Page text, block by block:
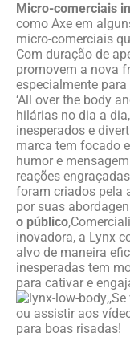
Micro-comerciais
como Axe em
micro-comerciais
Com duração de
promovem a nova
especialmente
‘All over the body
hilárias no dia a
inesperados e
marca tem focado
humor e
reações
foram criados pela
por suas
o público
inovadora, a Lynx
alvo de maneira
inesperadas tem
para cativar e
ou assistir aos
para boas risadas!